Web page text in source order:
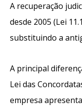
A recuperação
desde 2005 (Lei
substituindo a
A principal
Lei das
empresa